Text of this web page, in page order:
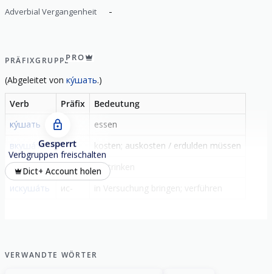
Adverbial Vergangenheit -
PRÄFIXGRUPPEPRO
(Abgeleitet von ку́шать.)
Verb Präfix
Bedeutung
ку́шать
-
essen
вкуша́ть
в-
kosten; auskosten / erdulden müssen
вы́кушать
вы-
austrinken
искуша́ть
Gesperrt
Verbgruppen freischalten
Dict+ Account holen
VERWANDTE WÖRTER